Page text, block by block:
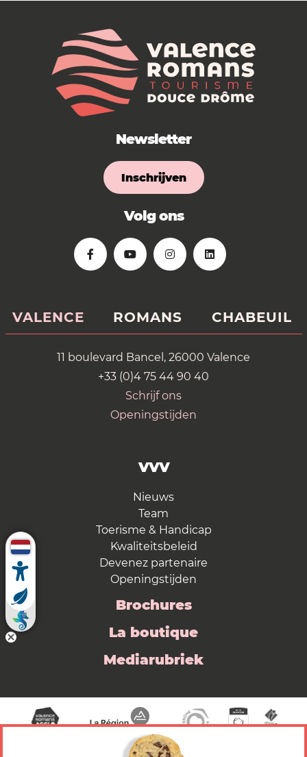
Newsletter
Inschrijven
Volg ons
VALENCE ROMANS CHABEUIL
11 boulevard Bancel, 26000 Valence
+33 (0)4 75 44 90 40
Schrijf ons
Openingstijden
VVV
Nieuws
Team
Toerisme & Handicap
Kwaliteitsbeleid
Devenez partenaire
Openingstijden
Brochures
La boutique
Mediarubriek